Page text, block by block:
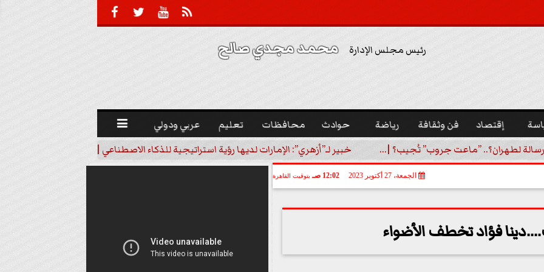
  

رئيس مجلس الإدارة محمد مجدي صالح
إقتصاد فن وثقافة رياضة حوادث محافظات تعليم عربي ودولي 
لطهران؟.. ”ماعت جروب” تُجيب؟ |... خبير لـ”أزهري”: الإمارات لديها رؤية استراتيجية للذكاء الاصطناعي | فيديو
الجمعة، 27 أكتوبر 2023 12:02 صـ بتوقيت القاهرة
فؤاد تخطف الأضواء